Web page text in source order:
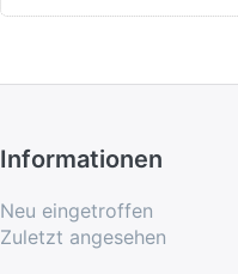
Informationen
Neu eingetroffen
Zuletzt angesehen